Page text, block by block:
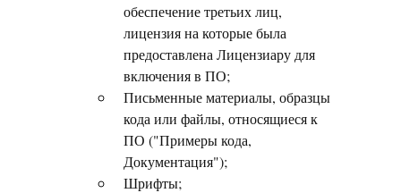
обеспечение третьих лиц,
лицензия на которые была
предоставлена Лицензиару для
включения в ПО;
Письменные материалы, образцы
кода или файлы, относящиеся к
ПО ("Примеры кода,
Документация");
Шрифты;